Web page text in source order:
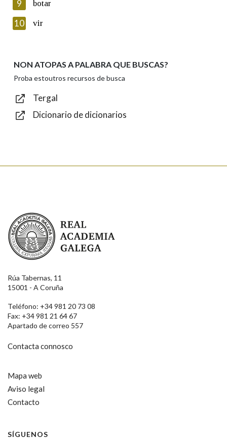
Introduce o código que aparece na imaxe:
Texto de verificación
9 botar
10 vir
NON ATOPAS A PALABRA QUE BUSCAS?
Proba estoutros recursos de busca
Tergal
Dicionario de dicionarios
Real Academia Galega
Rúa Tabernas, 11
15001 - A Coruña
Teléfono: +34 981 20 73 08
Fax: +34 981 21 64 67
Apartado de correo 557
Contacta connosco
Mapa web
Aviso legal
Contacto
SÍGUENOS